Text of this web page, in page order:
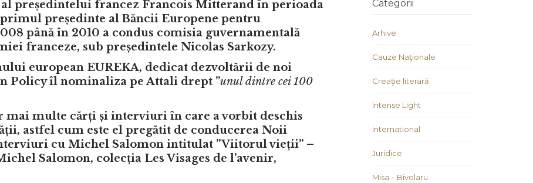
președintelui francez Francois Mitterand în perioada
primul președinte al Băncii Europene pentru
până în 2010 a condus comisia guvernamentală
franceze, sub președintele Nicolas Sarkozy.
european EUREKA, dedicat dezvoltării de noi
Policy îl nominaliza pe Attali drept ”unul dintre cei 100
multe cărți și interviuri în care a vorbit deschis
astfel cum este el pregătit de conducerea Noii
cu Michel Salomon intitulat ”Viitorul vieții” –
Salomon, colecția Les Visages de l’avenir,
Categorii
Arhive
Cauze Naţionale
Creaţie literară
Intense Light
international
Juridice
Misa – Bivolaru